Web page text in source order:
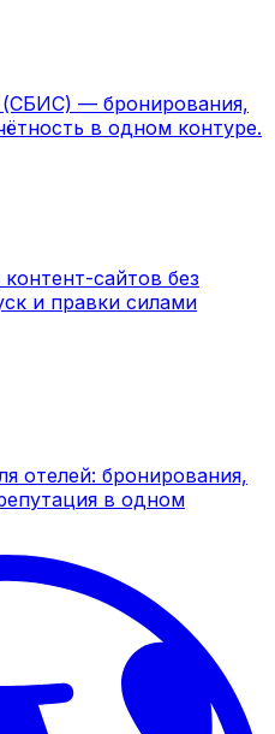
(СБИС) — бронирования,
в одном контуре.
сайтов без
и правки силами
отелей: бронирования,
в одном